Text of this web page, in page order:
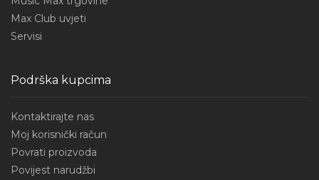
Max Club uvjeti
Servisi
Podrška kupcima
Kontaktirajte nas
Moj korisnički račun
Povrati proizvoda
Povijest narudžbi